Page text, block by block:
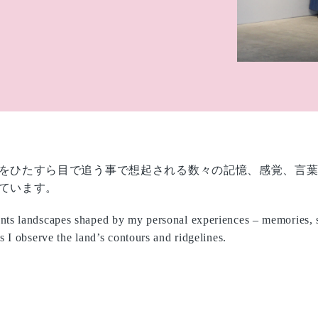
ひたすら目で追う事で想起される数々の記憶、感覚、言
います。
landscapes shaped by my personal experiences – memories,
I observe the land’s contours and ridgelines.